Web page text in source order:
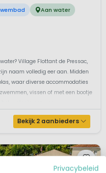
Aan water
Village Flottant de Pressac,
naam volledig eer aan. Midden
waar diverse accommodaties
vissen of met een bootje
Bekijk 2 aanbieders
Privacybeleid